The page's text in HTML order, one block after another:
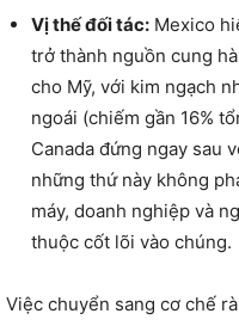
Vị thế đối tác: Mexico
trở thành nguồn cung
cho Mỹ, với kim ngạch
ngoái (chiếm gần 16%
Canada đứng ngay sau
những thứ này không
máy, doanh nghiệp và
thuộc cốt lõi vào chúng.
Việc chuyển sang cơ chế